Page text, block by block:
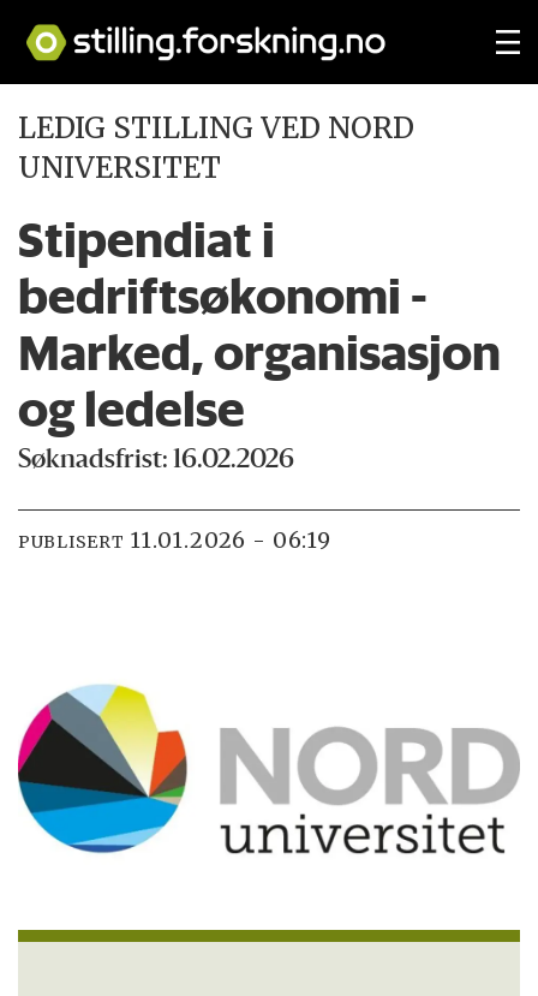
LEDIG STILLING VED NORD
UNIVERSITET
Stipendiat i
bedriftsøkonomi -
Marked, organisasjon
og ledelse
Søknadsfrist: 16.02.2026
PUBLISERT 11.01.2026 - 06:19